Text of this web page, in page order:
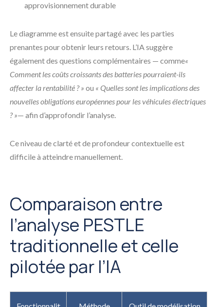
approvisionnement durable
Le diagramme est ensuite partagé avec les parties
prenantes pour obtenir leurs retours. L’IA suggère
également des questions complémentaires — comme«
Comment les coûts croissants des batteries pourraient-ils
affecter la rentabilité ? » ou « Quelles sont les implications des
nouvelles obligations européennes pour les véhicules électriques
? »— afin d’approfondir l’analyse.
Ce niveau de clarté et de profondeur contextuelle est
difficile à atteindre manuellement.
Comparaison entre
l’analyse PESTLE
traditionnelle et celle
pilotée par l’IA